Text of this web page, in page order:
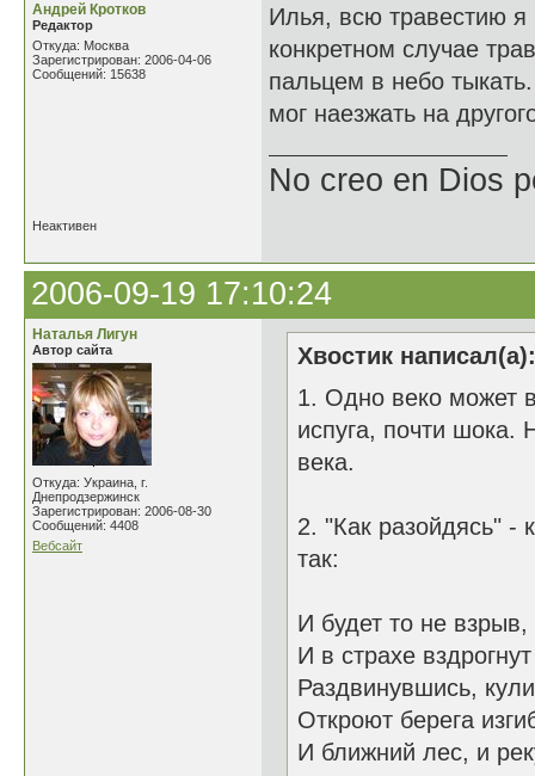
Андрей Кротков
Редактор
Откуда: Москва
Зарегистрирован: 2006-04-06
Сообщений: 15638
Илья, всю травестию я
конкретном случае
пальцем в небо
мог наезжать на
No creo en Dios
Неактивен
2006-09-19 17:10:24
Наталья Лигун
Автор сайта
Откуда: Украина, г.
Днепродзержинск
Зарегистрирован: 2006-08-30
Сообщений: 4408
Вебсайт
Хвостик написал(а):
1. Одно веко может
испуга, почти шока.
века.
2. "Как разойдясь" -
так:
И будет то не
И в страхе
Раздвинувшись,
Откроют берега
И ближний лес, и